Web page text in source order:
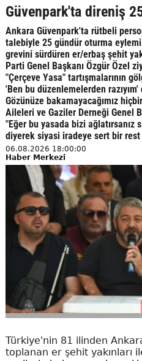
Güvenpark'ta direniş
Ankara Güvenpark'ta rütbeli
talebiyle 25 gündür oturma
grevini sürdüren er/erbaş şehit
Parti Genel Başkanı Özgür Özel
"Çerçeve Yasa" tartışmalarının
'Ben bu düzenlemelerden
Gözünüze bakamayacağımız
Aileleri ve Gaziler Derneği Genel
"Eğer bu yasada bizi ağlatırsanız
diyerek siyasi iradeye sert bir
06.08.2026 18:00:00
Haber Merkezi
Türkiye'nin 81 ilinden
toplanan er şehit yakınları